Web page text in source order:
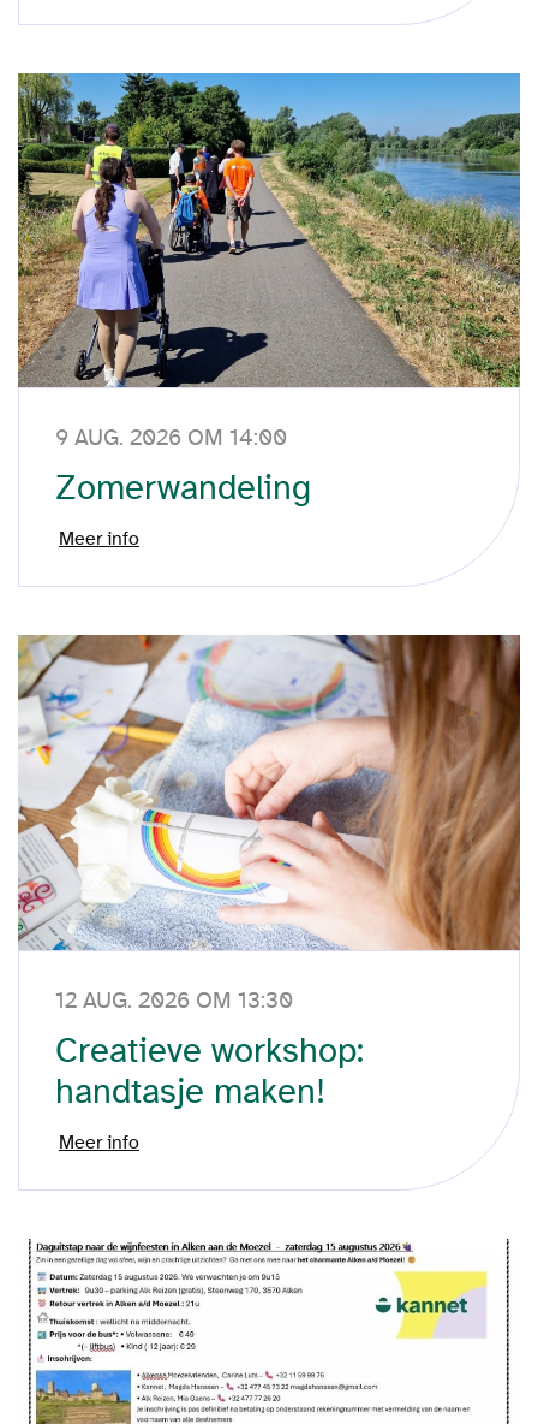
9 AUG. 2026 OM 14:00
Zomerwandeling
Meer info
12 AUG. 2026 OM 13:30
Creatieve workshop:
handtasje maken!
Meer info